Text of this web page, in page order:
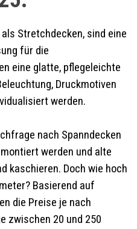
Stretchdecken, sind eine
für die
eine glatte, pflegeleichte
Druckmotiven
werden.
nach Spanndecken
werden und alte
kaschieren. Doch wie hoch
Basierend auf
die Preise je nach
zwischen 20 und 250